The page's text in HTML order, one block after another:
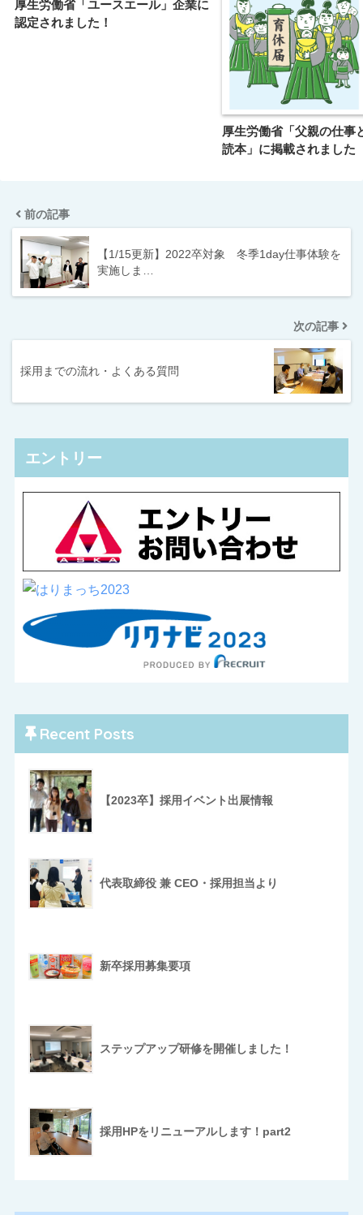
厚生労働省「ユースエール」企業に
認定されました！
厚生労働省「父親の仕事
読本」に掲載されました
前の記事
【1/15更新】2022卒対象 冬季1day仕事体験を
実施しま…
次の記事
採用までの流れ・よくある質問
エントリー
Recent Posts
【2023卒】採用イベント出展情報
代表取締役 兼 CEO・採用担当より
新卒採用募集要項
ステップアップ研修を開催しました！
採用HPをリニューアルします！part2